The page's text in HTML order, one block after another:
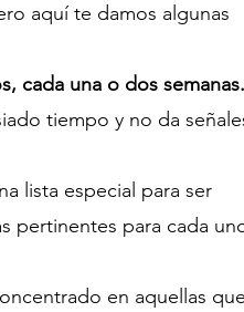
aquí te damos algunas
cada una o dos semanas.
tiempo y no da
lista especial para ser
pertinentes para cada
en aquellas que